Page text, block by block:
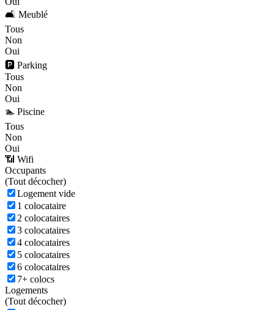
🛋️ Meublé
Tous
Non
Oui
🅿️ Parking
Tous
Non
Oui
🏊 Piscine
Tous
Non
Oui
📶 Wifi
Occupants
(Tout décocher)
Logement vide
1 colocataire
2 colocataires
3 colocataires
4 colocataires
5 colocataires
6 colocataires
7+ colocs
Logements
(Tout décocher)